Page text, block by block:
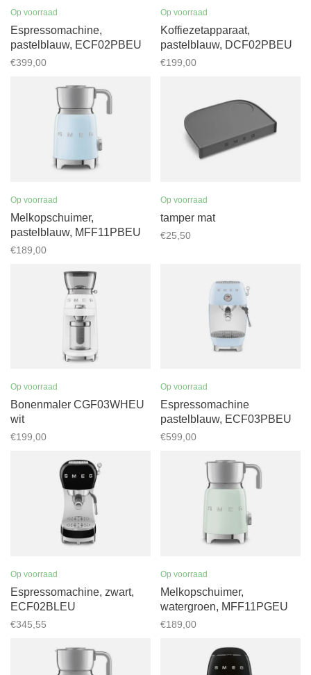
Op voorraad
Espressomachine,
pastelblauw, ECF02PBEU
€399,00
Op voorraad
Koffiezetapparaat,
pastelblauw, DCF02PBEU
€199,00
Op voorraad
Melkopschuimer,
pastelblauw, MFF11PBEU
€189,00
Op voorraad
tamper mat
€25,50
Op voorraad
Bonenmaler CGF03WHEU
wit
€199,00
Op voorraad
Espressomachine
pastelblauw, ECF03PBEU
€599,00
Op voorraad
Espressomachine, zwart,
ECF02BLEU
€345,55
Op voorraad
Melkopschuimer,
watergroen, MFF11PGEU
€189,00